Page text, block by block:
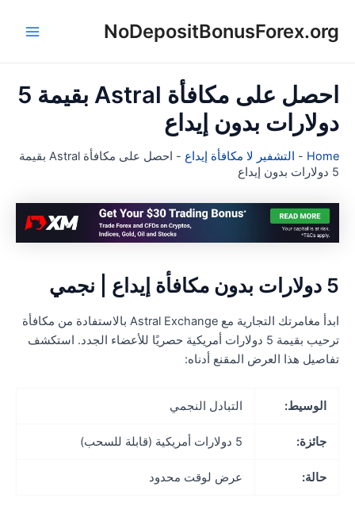
احصل على مكافأة Astral بقيمة 5
بدون إيداع
-التشفير لا مكافأة إيداع-
احصل على مكافأة Astral بقيمة
ابدأ مغامرتك التجارية مع Astral Exchange بالاستفادة من مكافأة
ترحيب بقيمة 5 دولارات أمريكية حصريًا للأعضاء الجدد. استكشف
هذا العرض المقنع أدناه:
الوسيط: التبادل النجمي
جائزة:
حالة: عرض لوقت محدود